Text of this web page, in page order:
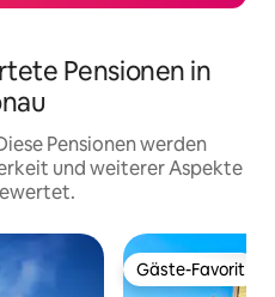
Pensionen in
Pensionen werden
und weiterer Aspekte
Gäste-Favorit
Gäste-Favorit